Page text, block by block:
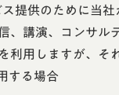
提供のために当
、講演、コンサ
利用しますが、そ
する場合